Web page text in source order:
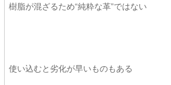
樹脂が混ざるため“純粋な革”ではない
使い込むと劣化が早いものもある